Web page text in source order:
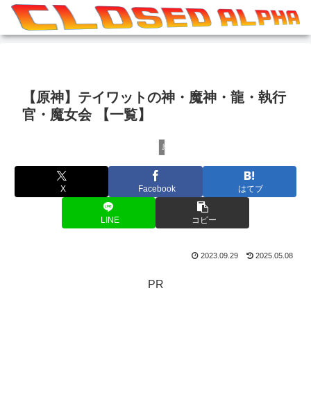
【原神】テイワットの神・魔神・龍・執行
官・魔女会 【一覧】
原神
X Facebook はてブ
LINE コピー
2023.09.29 2025.05.08
PR